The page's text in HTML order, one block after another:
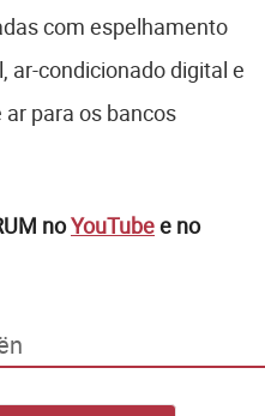
com espelhamento
ar-condicionado digital e
para os bancos
noYouTubee no